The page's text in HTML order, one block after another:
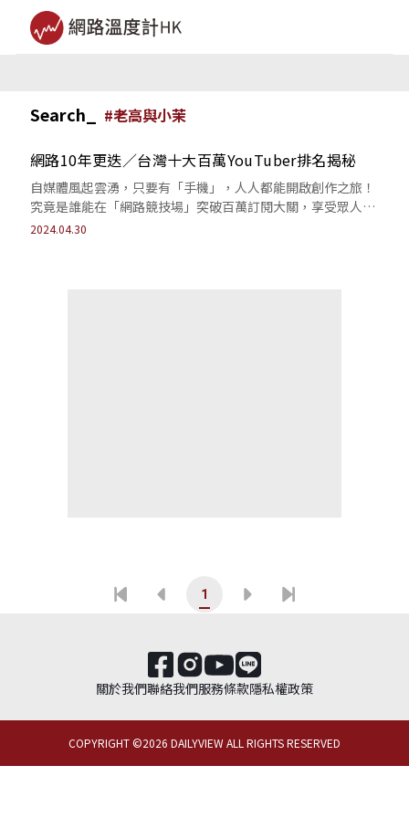
Search_ #老高與小茉
網路10年更迭／台灣十大百萬YouTuber排名揭秘
自媒體風起雲湧，只要有「手機」，人人都能開啟創作之旅！
究竟是誰能在「網路競技場」突破百萬訂閱大關，享受眾人焦
點，贏得名利，卻又失去了什麼？
2024.04.30
1
關於我們聯絡我們服務條款隱私權政策
COPYRIGHT ©2026 DAILYVIEW ALL RIGHTS RESERVED